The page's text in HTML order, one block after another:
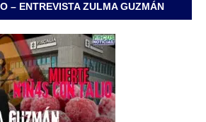
– ENTREVISTA ZULMA GUZMÁN